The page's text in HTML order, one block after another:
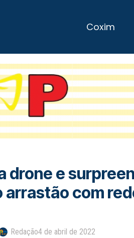
Coxim
drone e
arrastão com
Redação4 de abril de 2022